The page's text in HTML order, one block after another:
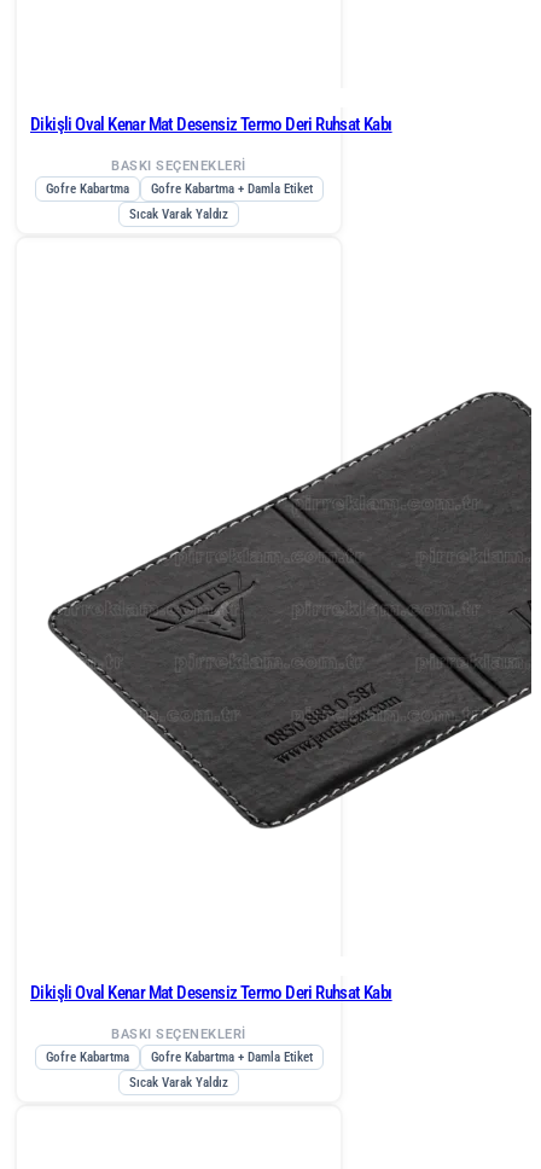
Dikişli Oval Kenar Mat Desensiz Termo Deri Ruhsat Kabı
BASKI SEÇENEKLERİ
Gofre Kabartma
Gofre Kabartma + Damla Etiket
Sıcak Varak Yaldız
Dikişli Oval Kenar Mat Desensiz Termo Deri Ruhsat Kabı
BASKI SEÇENEKLERİ
Gofre Kabartma
Gofre Kabartma + Damla Etiket
Sıcak Varak Yaldız